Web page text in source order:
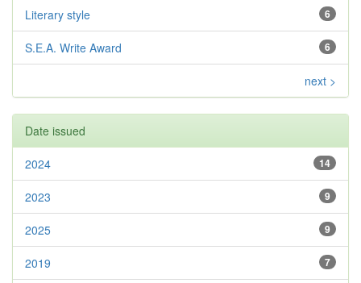
6
Literary style
6
S.E.A. Write Award
next >
Date issued
14
2024
9
2023
9
2025
7
2019